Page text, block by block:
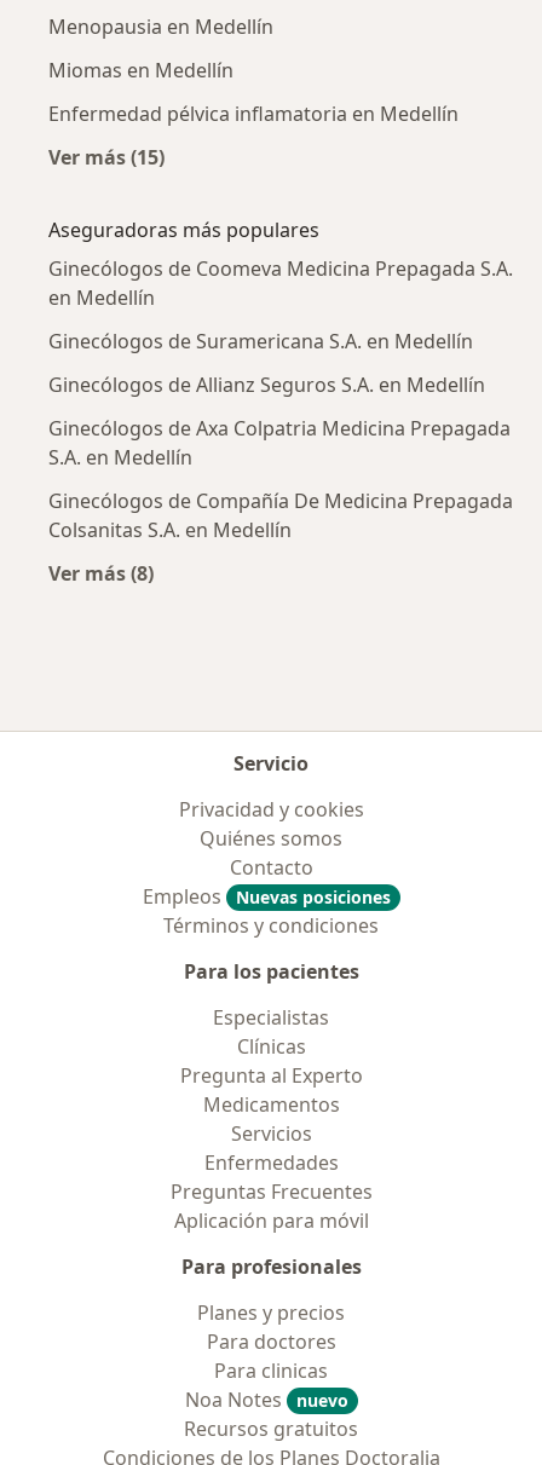
Menopausia en Medellín
Miomas en Medellín
Enfermedad pélvica inflamatoria en Medellín
Ver más (15)
Aseguradoras más populares
Ginecólogos de Coomeva Medicina Prepagada S.A.
en Medellín
Ginecólogos de Suramericana S.A. en Medellín
Ginecólogos de Allianz Seguros S.A. en Medellín
Ginecólogos de Axa Colpatria Medicina Prepagada
S.A. en Medellín
Ginecólogos de Compañía De Medicina Prepagada
Colsanitas S.A. en Medellín
Ver más (8)
Servicio
Privacidad y cookies
Quiénes somos
Contacto
Empleos
Nuevas posiciones
Términos y condiciones
Para los pacientes
Especialistas
Clínicas
Pregunta al Experto
Medicamentos
Servicios
Enfermedades
Preguntas Frecuentes
Aplicación para móvil
Para profesionales
Planes y precios
Para doctores
Para clinicas
Noa Notes
nuevo
Recursos gratuitos
Condiciones de los Planes Doctoralia